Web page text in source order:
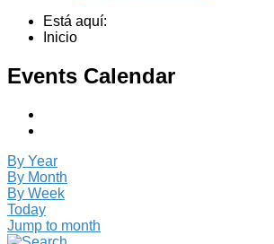
Está aquí:
Inicio
Events Calendar
By Year
By Month
By Week
Today
Jump to month